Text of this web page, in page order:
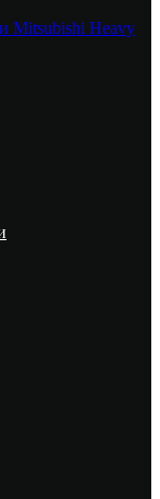
Mitsubishi Heavy